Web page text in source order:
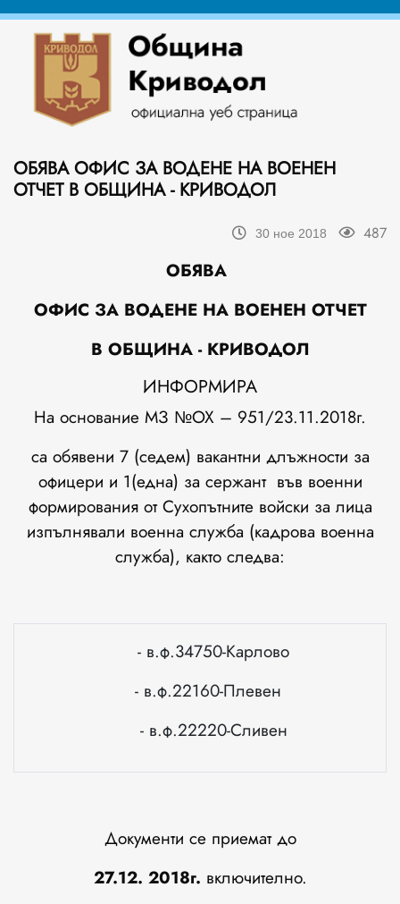
ОБЯВА ОФИС ЗА ВОДЕНЕ НА ВОЕНЕН
ОТЧЕТ В ОБЩИНА - КРИВОДОЛ
30 ное 2018 487
ОБЯВА
ОФИС ЗА ВОДЕНЕ НА ВОЕНЕН ОТЧЕТ
В ОБЩИНА - КРИВОДОЛ
ИНФОРМИРА
На основание МЗ №ОХ – 951/23.11.2018г.
са обявени 7 (седем) вакантни длъжности за
офицери и 1(една) за сержант във военни
формирования от Сухопътните войски за лица
изпълнявали военна служба (кадрова военна
служба), както следва:
- в.ф.34750-Карлово
- в.ф.22160-Плевен
- в.ф.22220-Сливен
Документи се приемат до
27.12. 2018г. включително.